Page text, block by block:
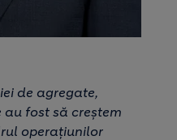
de agregate,
fost să creștem
operațiunilor